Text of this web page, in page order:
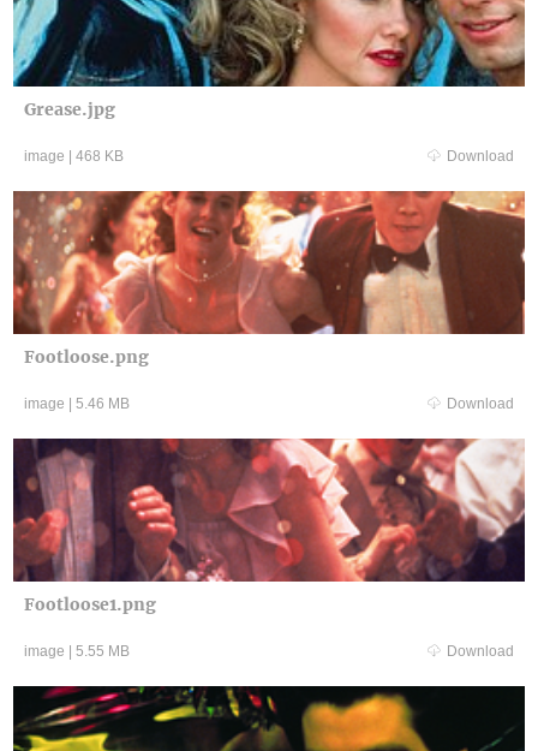
Grease.jpg
image 468 KB Download
Footloose.png
image 5.46 MB Download
Footloose1.png
image 5.55 MB Download